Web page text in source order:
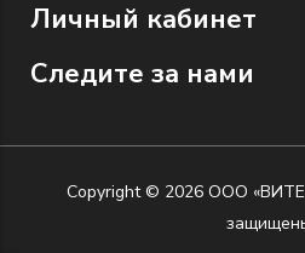
Личный кабинет
Следите за нами
Copyright © 2026 ООО